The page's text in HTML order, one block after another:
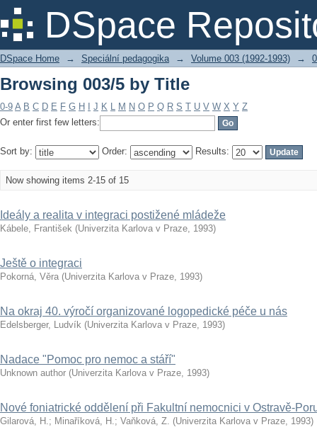
DSpace
Browsing 003/5 by Title
DSpace Home → Speciální pedagogika → Volume 003 (1992-1993) →
Browsing 003/5 by Title
0-9 A B C D E F G H J K L M N O P Q R S T U V W X Y Z
Or enter first few letters:
Sort by: Order: Results:
Now showing items 2-15 of 15
Ideály a realita v integraci postižené mládeže
Kábele, František (Univerzita Karlova v Praze, 1993)
Ještě o integraci
Pokorná, Věra (Univerzita Karlova v Praze, 1993)
Na okraj 40. výročí organizované logopedické péče u nás
Edelsberger, Ludvík (Univerzita Karlova v Praze, 1993)
Nadace "Pomoc pro nemoc a stáří"
Unknown author (Univerzita Karlova v Praze, 1993)
Nové foniatrické oddělení při Fakultní nemocnici v Ostravě-
Gilarová, H.; Minaříková, H.; Vaňková, Z. (Univerzita Karlova v Praze, 1993)